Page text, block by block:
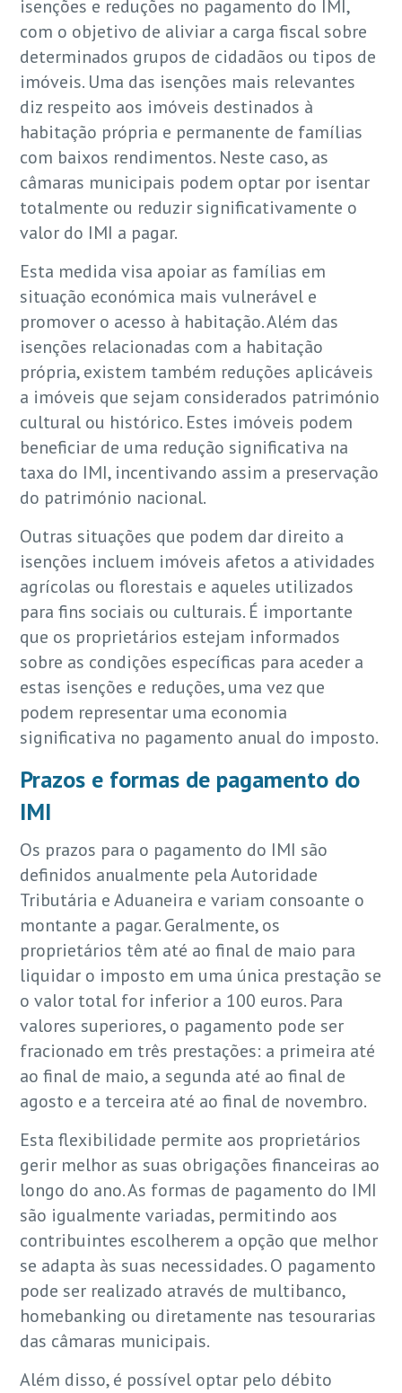
isenções e reduções no pagamento do IMI,
com o objetivo de aliviar a carga fiscal sobre
determinados grupos de cidadãos ou tipos de
imóveis. Uma das isenções mais relevantes
diz respeito aos imóveis destinados à
habitação própria e permanente de famílias
com baixos rendimentos. Neste caso, as
câmaras municipais podem optar por isentar
totalmente ou reduzir significativamente o
valor do IMI a pagar.
Esta medida visa apoiar as famílias em
situação económica mais vulnerável e
promover o acesso à habitação. Além das
isenções relacionadas com a habitação
própria, existem também reduções aplicáveis
a imóveis que sejam considerados património
cultural ou histórico. Estes imóveis podem
beneficiar de uma redução significativa na
taxa do IMI, incentivando assim a preservação
do património nacional.
Outras situações que podem dar direito a
isenções incluem imóveis afetos a atividades
agrícolas ou florestais e aqueles utilizados
para fins sociais ou culturais. É importante
que os proprietários estejam informados
sobre as condições específicas para aceder a
estas isenções e reduções, uma vez que
podem representar uma economia
significativa no pagamento anual do imposto.
Prazos e formas de pagamento do
IMI
Os prazos para o pagamento do IMI são
definidos anualmente pela Autoridade
Tributária e Aduaneira e variam consoante o
montante a pagar. Geralmente, os
proprietários têm até ao final de maio para
liquidar o imposto em uma única prestação se
o valor total for inferior a 100 euros. Para
valores superiores, o pagamento pode ser
fracionado em três prestações: a primeira até
ao final de maio, a segunda até ao final de
agosto e a terceira até ao final de novembro.
Esta flexibilidade permite aos proprietários
gerir melhor as suas obrigações financeiras ao
longo do ano. As formas de pagamento do IMI
são igualmente variadas, permitindo aos
contribuintes escolherem a opção que melhor
se adapta às suas necessidades. O pagamento
pode ser realizado através de multibanco,
homebanking ou diretamente nas tesourarias
das câmaras municipais.
Além disso, é possível optar pelo débito